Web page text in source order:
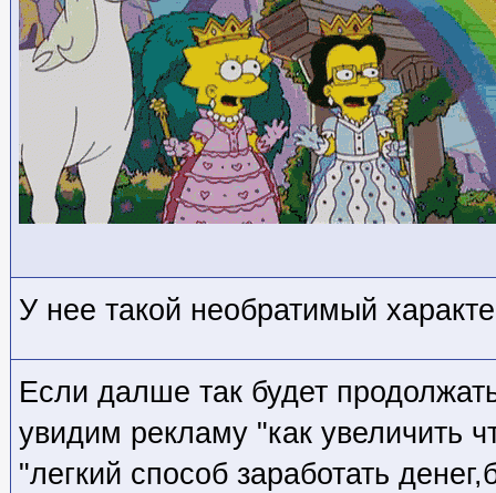
У нее такой необратимый
Если далше так будет
увидим рекламу "как увеличить
"легкий способ заработать